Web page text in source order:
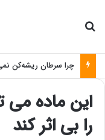
چرا سرطان ریشه‌کن
این ماده می
را بی اثر کند